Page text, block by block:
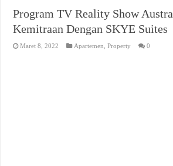
Program TV Reality Show
Kemitraan Dengan SKYE Suites
Maret 8, 2022 Apartemen ,Property 0